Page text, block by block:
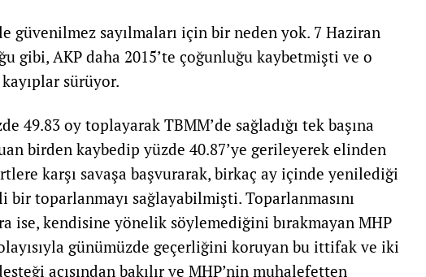
güvenilmez sayılmaları için bir neden yok. 7 Haziran
gibi, AKP daha 2015’te çoğunluğu kaybetmişti ve o
sürüyor.
49.83 oy toplayarak TBMM’de sağladığı tek başına
birden kaybedip yüzde 40.87’ye gerileyerek elinden
karşı savaşa başvurarak, birkaç ay içinde yenilediği
bir toparlanmayı sağlayabilmişti. Toparlanmasını
ise, kendisine yönelik söylemediğini bırakmayan MHP
günümüzde geçerliğini koruyan bu ittifak ve iki
açısından bakılır ve MHP’nin muhalefetten